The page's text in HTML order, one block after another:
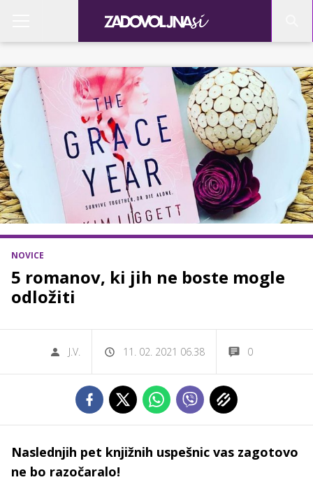
NOVICE
5 romanov, ki jih ne boste mogle
odložiti
J.V. 11. 02. 2021 06.38 0
Naslednjih pet knjižnih uspešnic vas zagotovo
ne bo razočaralo!